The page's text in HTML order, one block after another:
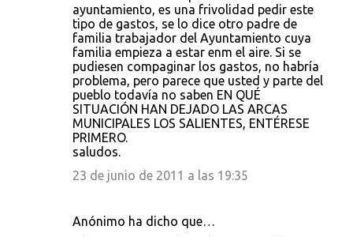
ayuntamiento, es una frivolidad pedir este
tipo de gastos, se lo dice otro padre de
familia trabajador del Ayuntamiento cuya
familia empieza a estar enm el aire. Si se
pudiesen compaginar los gastos, no habría
problema, pero parece que usted y parte del
pueblo todavía no saben EN QUÉ
SITUACIÓN HAN DEJADO LAS ARCAS
MUNICIPALES LOS SALIENTES, ENTÉRESE
PRIMERO.
saludos.
23 de junio de 2011 a las 19:35
Anónimo ha dicho que…